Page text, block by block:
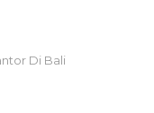
Di Bali